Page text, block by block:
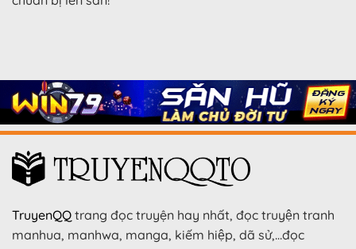
TruyenQQ trang đọc truyện hay nhất, đọc truyện tranh
manhua, manhwa, manga, kiếm hiệp, dã sử,…đọc